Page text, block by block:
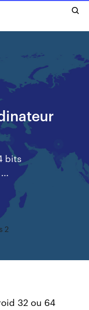
bits
2
32 ou 64